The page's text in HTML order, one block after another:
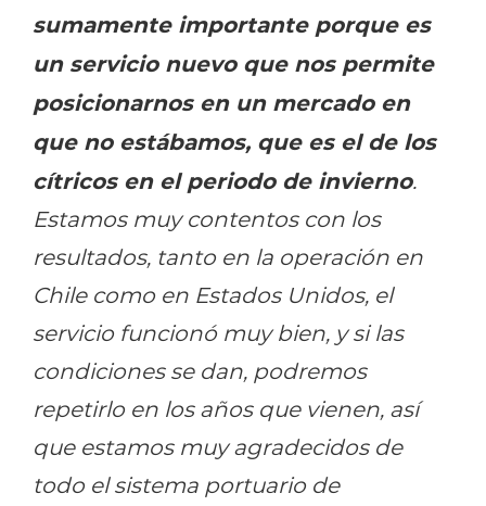
sumamente importante porque es
un servicio nuevo que nos permite
posicionarnos en un mercado en
que no estábamos, que es el de los
cítricos en el periodo de invierno.
Estamos muy contentos con los
resultados, tanto en la operación en
Chile como en Estados Unidos, el
servicio funcionó muy bien, y si las
condiciones se dan, podremos
repetirlo en los años que vienen, así
que estamos muy agradecidos de
todo el sistema portuario de